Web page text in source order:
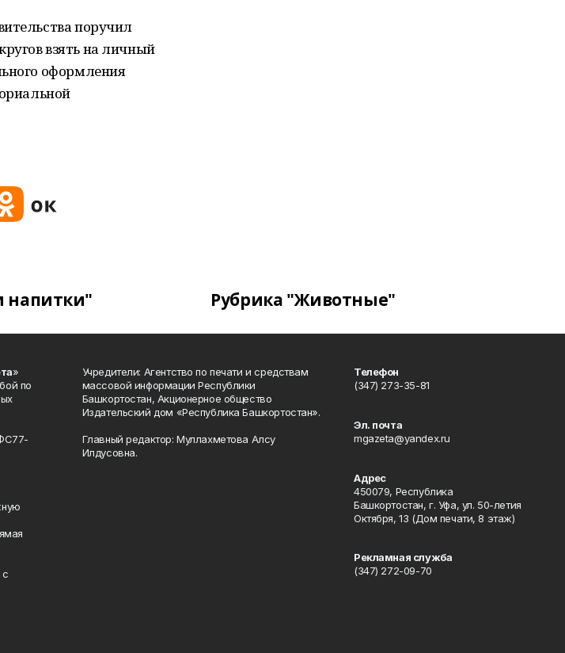
поручил
взять на личный
офoрмления
напитки" Рубрика "Животные"
»
по
с
Учредители: Агентство по печати и средствам
массовой информации Республики
Башкортостан, Акционерное общество
Издательский дом «Республика Башкортостан».
Главный редактор: Муллахметова Алсу
Илдусовна.
Телефон
(347) 273-35-81
Эл. почта
mgazeta@yandex.ru
Адрес
450079, Республика
Башкортостан, г. Уфа, ул. 50-летия
Октября, 13 (Дом печати, 8 этаж)
Рекламная служба
(347) 272-09-70